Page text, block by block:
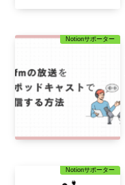
Notionサポーター
Notionサポーター